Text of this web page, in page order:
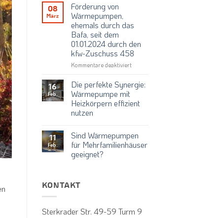
zu
Alles
rund
um
den
Einsatz
von
Kältemitteln
in
Wärmepumpen.
sind
gängig?
Welche
Vorteile
hat
das
im
Verhältnis
zu
anderen
Kältemittel?
Nachteile
Kältemittel?
08
März
Förderung von
Wärmepumpen,
ehemals durch das
Bafa, seit dem
01.01.2024 durch den
kfw-Zuschuss 458
Kommentare deaktiviertfür
von
Wärmepumpen,
durch
dem
01.01.2024
16
Feb.
Die perfekte Synergie:
Wärmepumpe mit
Heizkörpern effizient
nutzen
zu
Die
perfekte
Synergie:
Wärmepumpe
nutzen
11
Feb.
Sind Wärmepumpen
für Mehrfamilienhäuser
geeignet?
Sind
Wärmepumpen
geeignet?
KONTAKT
Sterkrader Str. 49-59 Turm 9